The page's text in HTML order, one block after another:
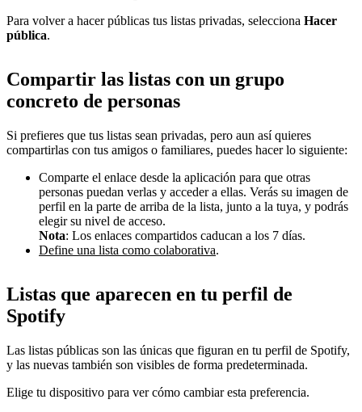
Para volver a hacer públicas tus listas privadas, selecciona Hacer
pública.
Compartir las listas con un grupo
concreto de personas
Si prefieres que tus listas sean privadas, pero aun así quieres
compartirlas con tus amigos o familiares, puedes hacer lo siguiente:
Comparte el enlace desde la aplicación para que otras
personas puedan verlas y acceder a ellas. Verás su imagen de
perfil en la parte de arriba de la lista, junto a la tuya, y podrás
elegir su nivel de acceso.
Nota: Los enlaces compartidos caducan a los 7 días.
Define una lista como colaborativa.
Listas que aparecen en tu perfil de
Spotify
Las listas públicas son las únicas que figuran en tu perfil de Spotify,
y las nuevas también son visibles de forma predeterminada.
Elige tu dispositivo para ver cómo cambiar esta preferencia.